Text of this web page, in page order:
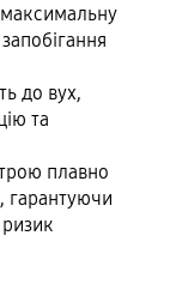
максимальну
до вух,
та
плавно
гарантуючи